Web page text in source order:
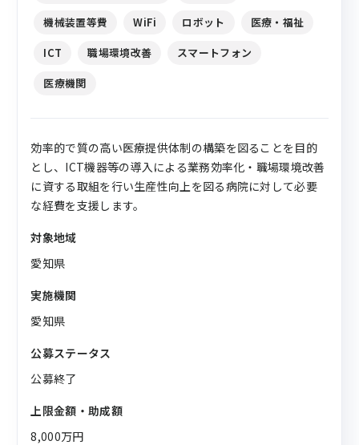
機械装置等費
WiFi ロボット
医療・福祉
ICT
職場環境改善
スマートフォン
医療機関
効率的で質の高い医療提供体制の構築を図ることを目的
とし、ICT機器等の導入による業務効率化・職場環境改善
に資する取組を行い生産性向上を図る病院に対して必要
な経費を支援します。
対象地域
愛知県
実施機関
愛知県
公募ステータス
公募終了
上限金額・助成額
8,000万円